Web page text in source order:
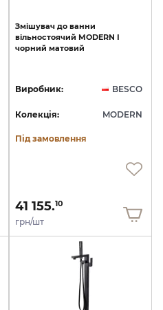
Змішувач до ванни
вільностоячий MODERN I
чорний матовий
Виробник: BESCO
Колекція: MODERN
Під замовлення
41 155.10
грн/шт